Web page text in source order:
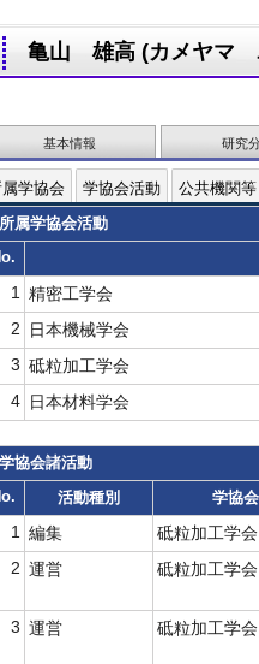
亀山 雄高 (カメヤマ
基本情報 研究
属学協会 学協会活動
公共機関等
所属学協会活動
1
精密工学会
2
日本機械学会
3 砥粒加工学会
4 日本材料学会
学協会諸活動
活動種別 学協
1 編集
砥粒加工学
2 運営 砥粒加工学
3 運営 砥粒加工学